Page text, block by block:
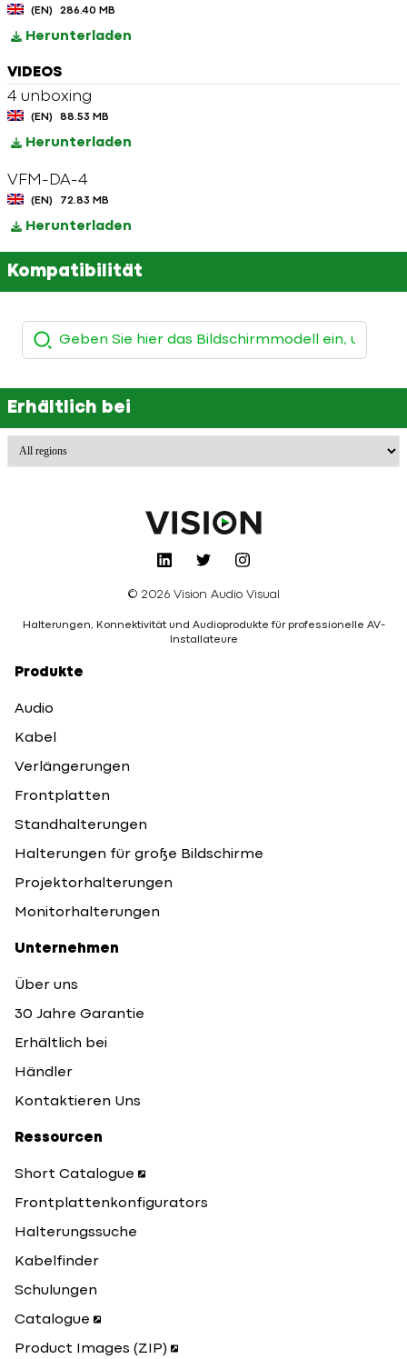
(EN) 286.40 MB
Herunterladen
VIDEOS
4 unboxing
(EN) 88.53 MB
Herunterladen
VFM-DA-4
(EN) 72.83 MB
Herunterladen
Kompatibilität
Erhältlich bei
© 2026 Vision Audio Visual
Halterungen, Konnektivität und Audioprodukte für professionelle AV-
Installateure
Produkte
Audio
Kabel
Verlängerungen
Frontplatten
Standhalterungen
Halterungen für große Bildschirme
Projektorhalterungen
Monitorhalterungen
Unternehmen
Über uns
30 Jahre Garantie
Erhältlich bei
Händler
Kontaktieren Uns
Ressourcen
Short Catalogue
Frontplattenkonfigurators
Halterungssuche
Kabelfinder
Schulungen
Catalogue
Product Images (ZIP)